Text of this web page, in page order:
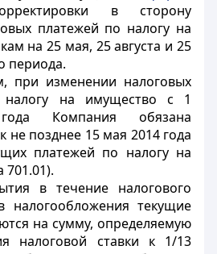
в сторону
платежей по налогу на
на 25 мая, 25 августа и 25
периода.
при изменении налоговых
налогу на имущество с 1
Компания обязана
не позднее 15 мая 2014 года
платежей по налогу на
в течение налогового
налогообложения текущие
на сумму, определяемую
налоговой ставки к 1/13